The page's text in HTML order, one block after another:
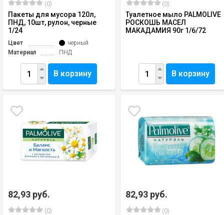
(0)
Пакеты для мусора 120л,
ПНД, 10шт, рулон, черные
1/24
Цвет
черный
Материал
ПНД
В корзину
(0)
Туалетное мыло PALMOLIVE
РОСКОШЬ МАСЕЛ
МАКАДАМИЯ 90г 1/6/72
В корзину
82,93 руб.
(0)
82,93 руб.
(0)